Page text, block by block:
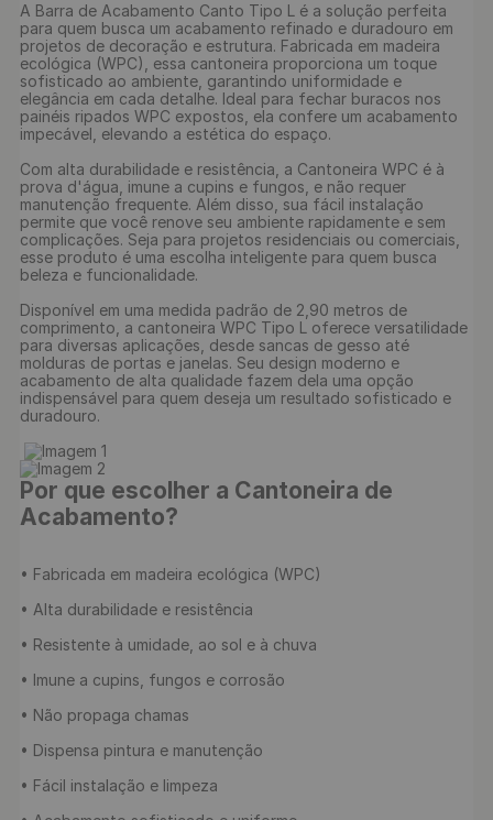
A Barra de Acabamento Canto Tipo L é a solução perfeita
para quem busca um acabamento refinado e duradouro em
projetos de decoração e estrutura. Fabricada em madeira
ecológica (WPC), essa cantoneira proporciona um toque
sofisticado ao ambiente, garantindo uniformidade e
elegância em cada detalhe. Ideal para fechar buracos nos
painéis ripados WPC expostos, ela confere um acabamento
impecável, elevando a estética do espaço.
Com alta durabilidade e resistência, a Cantoneira WPC é à
prova d'água, imune a cupins e fungos, e não requer
manutenção frequente. Além disso, sua fácil instalação
permite que você renove seu ambiente rapidamente e sem
complicações. Seja para projetos residenciais ou comerciais,
esse produto é uma escolha inteligente para quem busca
beleza e funcionalidade.
Disponível em uma medida padrão de 2,90 metros de
comprimento, a cantoneira WPC Tipo L oferece versatilidade
para diversas aplicações, desde sancas de gesso até
molduras de portas e janelas. Seu design moderno e
acabamento de alta qualidade fazem dela uma opção
indispensável para quem deseja um resultado sofisticado e
duradouro.
Por que escolher a Cantoneira de
Acabamento?
• Fabricada em madeira ecológica (WPC)
• Alta durabilidade e resistência
• Resistente à umidade, ao sol e à chuva
• Imune a cupins, fungos e corrosão
• Não propaga chamas
• Dispensa pintura e manutenção
• Fácil instalação e limpeza